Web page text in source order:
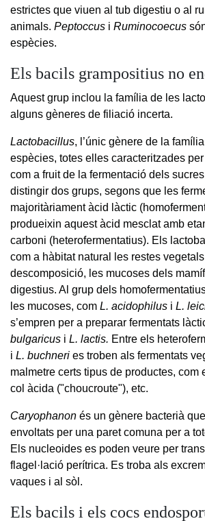
estrictes que viuen al tub digestiu o al
animals. Peptoccus i Ruminocoecus
espècies.
Els bacils grampositius no
Aquest grup inclou la família de les
alguns gèneres de filiació incerta.
Lactobacillus, l’únic gènere de la
espècies, totes elles caracteritzades
com a fruit de la fermentació dels
distingir dos grups, segons que les
majoritàriament àcid làctic
produeixin aquest àcid mesclat amb
carboni (heterofermentatius). Els
com a hàbitat natural les restes
descomposició, les mucoses dels
digestius. Al grup dels
les mucoses, com L. acidophilus i L.
s’empren per a preparar fermentats
bulgaricus i L. lactis. Entre els
i L. buchneri es troben als fermentats
malmetre certs tipus de productes, com
col àcida ("choucroute"), etc.
Caryophanon és un gènere bacterià
envoltats per una paret comuna per a
Els nucleoides es poden veure per
flagel·lació perítrica. Es troba als
vaques i al sòl.
Els bacils i els cocs